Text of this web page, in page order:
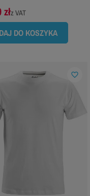
złz VAT
DO KOSZYKA
favorite_border